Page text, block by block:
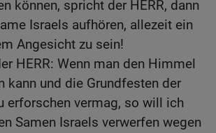
können, spricht der HERR, dann
Israels aufhören, allezeit ein
Angesicht zu sein!
HERR: Wenn man den Himmel
kann und die Grundfesten der
erforschen vermag, so will ich
Samen Israels verwerfen wegen